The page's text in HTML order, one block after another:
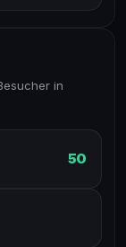
in
50